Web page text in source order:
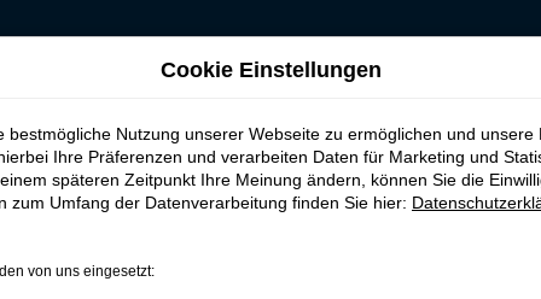
Wuppertal
leasen,
Cookie Einstellungen
bestmögliche Nutzung unserer Webseite zu ermöglichen und unsere
Ihre Präferenzen und verarbeiten Daten für Marketing und
späteren Zeitpunkt Ihre Meinung ändern, können Sie die
zum Umfang der Datenverarbeitung finden Sie hier:
von uns eingesetzt: